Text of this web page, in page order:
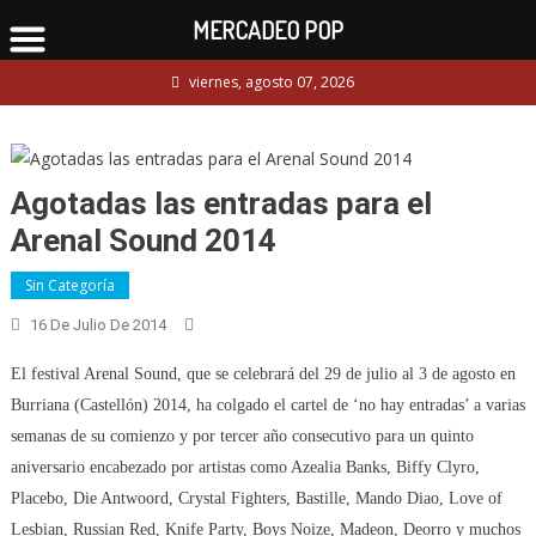
to
viernes, agosto 07, 2026
Agotadas las entradas para el
Arenal Sound 2014
Sin Categoría
16 De Julio De 2014
El festival Arenal Sound, que se celebrará del 29 de julio al 3 de agosto en
Burriana (Castellón) 2014, ha colgado el cartel de ‘no hay entradas’ a varias
semanas de su comienzo y por tercer año consecutivo para un quinto
aniversario encabezado por artistas como Azealia Banks, Biffy Clyro,
Placebo, Die Antwoord, Crystal Fighters, Bastille, Mando Diao, Love of
Lesbian, Russian Red, Knife Party, Boys Noize, Madeon, Deorro y muchos
MERCADEO POP